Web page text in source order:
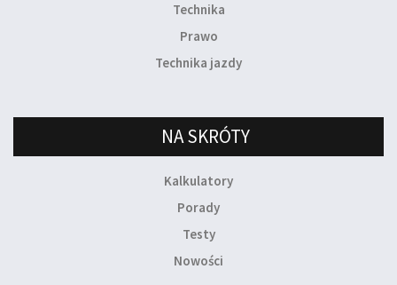
Technika
Prawo
Technika jazdy
NA SKRÓTY
Kalkulatory
Porady
Testy
Nowości